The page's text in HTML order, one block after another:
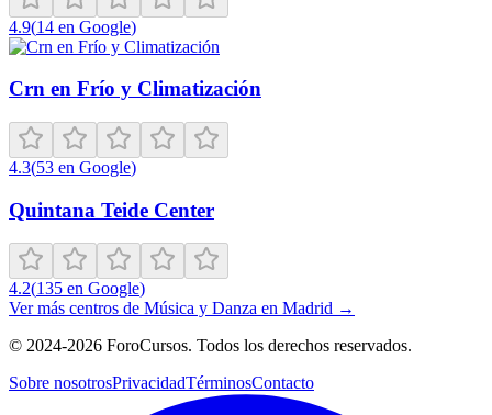
4.9(14 en Google)
Crn en Frío y Climatización
4.3(53 en Google)
Quintana Teide Center
4.2(135 en Google)
Ver más centros de Música y Danza en Madrid →
© 2024-2026 ForoCursos. Todos los derechos reservados.
Sobre nosotrosPrivacidadTérminosContacto